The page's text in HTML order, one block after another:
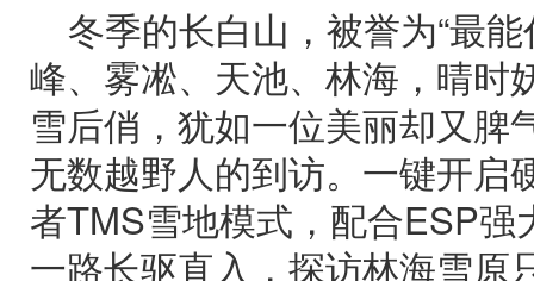
冬季的长白山，被誉为“最
峰、雾凇、天池、林海，晴时
雪后俏，犹如一位美丽却又脾
无数越野人的到访。一键开启
者TMS雪地模式，配合ESP
一路长驱直入，探访林海雪原